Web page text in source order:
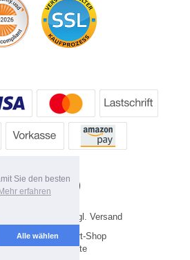
Sie den besten
Mehr erfahren
Alle wählen
inkl. MwSt. evtl. zzgl. Versand
2026 by HP's Sport-Shop
Shop by Shopgate